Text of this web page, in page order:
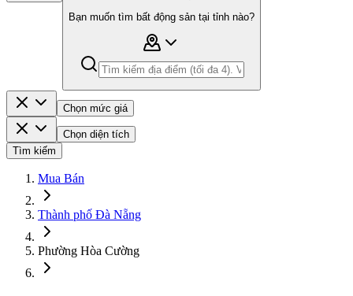
Bạn muốn tìm bất động sản tại tỉnh nào?
Chọn mức giá
Chọn diện tích
Tìm kiếm
Mua Bán
Thành phố Đà Nẵng
Phường Hòa Cường